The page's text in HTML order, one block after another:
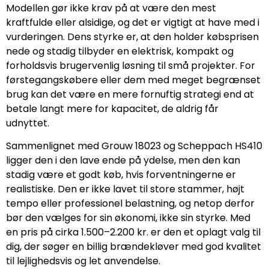
Modellen gør ikke krav på at være den mest
kraftfulde eller alsidige, og det er vigtigt at have med i
vurderingen. Dens styrke er, at den holder købsprisen
nede og stadig tilbyder en elektrisk, kompakt og
forholdsvis brugervenlig løsning til små projekter. For
førstegangskøbere eller dem med meget begrænset
brug kan det være en mere fornuftig strategi end at
betale langt mere for kapacitet, de aldrig får
udnyttet.
Sammenlignet med Grouw 18023 og Scheppach HS410
ligger den i den lave ende på ydelse, men den kan
stadig være et godt køb, hvis forventningerne er
realistiske. Den er ikke lavet til store stammer, højt
tempo eller professionel belastning, og netop derfor
bør den vælges for sin økonomi, ikke sin styrke. Med
en pris på cirka 1.500–2.200 kr. er den et oplagt valg til
dig, der søger en billig brændekløver med god kvalitet
til lejlighedsvis og let anvendelse.